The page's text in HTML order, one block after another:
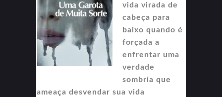
vida virada de
cabeça para
baixo quando é
forçada a
enfrentar uma
verdade
sombria que
ameaça desvendar sua vida